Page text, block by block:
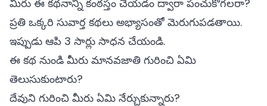
మీరు ఈ కథనాన్ని కంఠస్తం చేయడం ద్వారా పంచుకోగలరా?
ప్రతి ఒక్కరి సువార్త కథలు అభ్యాసంతో మెరుగుపడతాయి.
ఇప్పుడు ఆపి 3 సార్లు సాధన చేయండి.
ఈ కథ నుండి మీరు మానవజాతి గురించి ఏమి
తెలుసుకుంటారు?
దేవుని గురించి మీరు ఏమి నేర్చుకున్నారు?